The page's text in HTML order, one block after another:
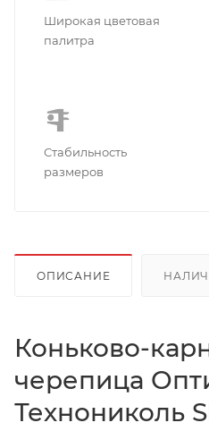
Широкая цветовая
палитра
Стабильность
размеров
ОПИСАНИЕ
Коньково-
черепица
Технониколь